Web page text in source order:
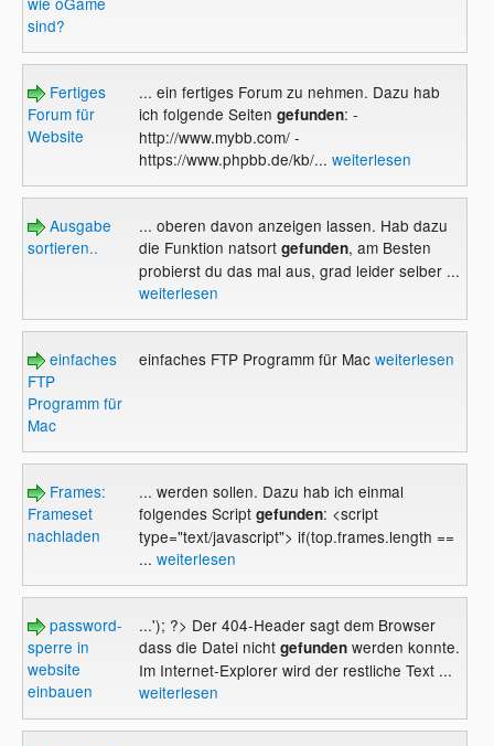
sind?
Fertiges
Forum für
Website
... ein fertiges Forum zu nehmen. Dazu hab
ich folgende Seiten gefunden: -
http://www.mybb.com/ -
https://www.phpbb.de/kb/... weiterlesen
Ausgabe
sortieren..
... oberen davon anzeigen lassen. Hab dazu
die Funktion natsortgefunden, am Besten
probierst du das mal aus, grad leider selber ...
weiterlesen
einfaches
FTP
Programm für
Mac
einfaches FTP Programm für Mac weiterlesen
Frames:
Frameset
nachladen
... werden sollen. Dazu hab ich einmal
folgendes Scriptgefunden: <script
type="text/javascript"> if(top.frames.length ==
... weiterlesen
password-
sperre in
website
einbauen
...'); ?> Der 404-Header sagt dem Browser
dass die Datei nichtgefundenwerden konnte.
Im Internet-Explorer wird der restliche Text ...
weiterlesen